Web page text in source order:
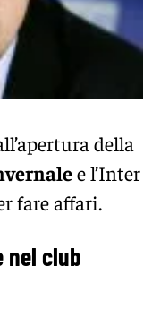
della
e l’Inter
fare affari.
nel club